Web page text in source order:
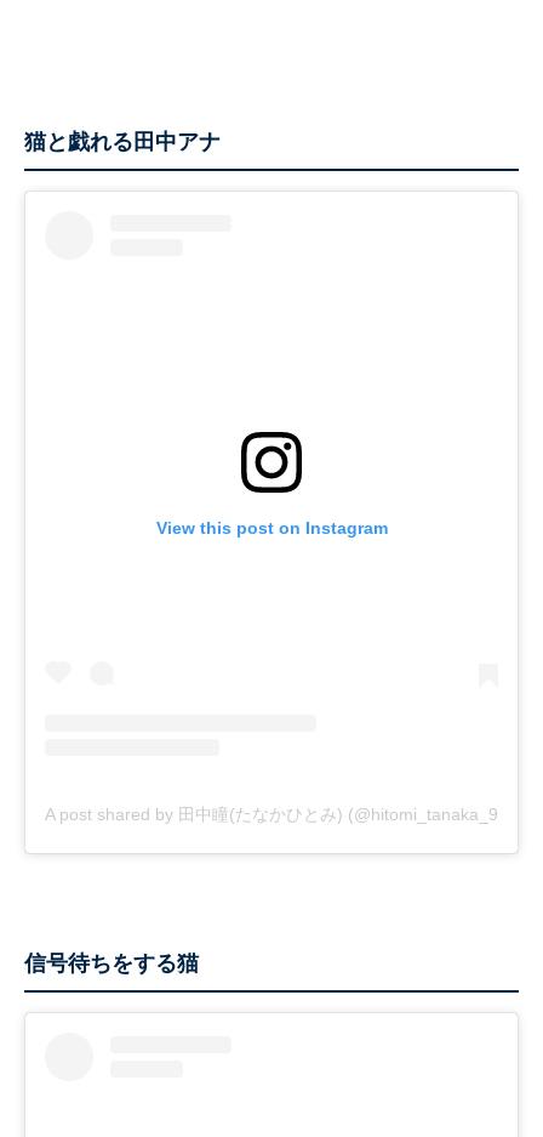
猫と戯れる田中アナ
View this post on Instagram
A post shared by 田中瞳(たなかひとみ) (@hitomi_tanaka_9)
信号待ちをする猫